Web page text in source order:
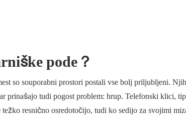
pode？
so souporabni prostori postali vse bolj priljubljeni.
prinašajo tudi pogost problem: hrup. Telefonski klici,
resnično osredotočijo, tudi ko sedijo za svojimi